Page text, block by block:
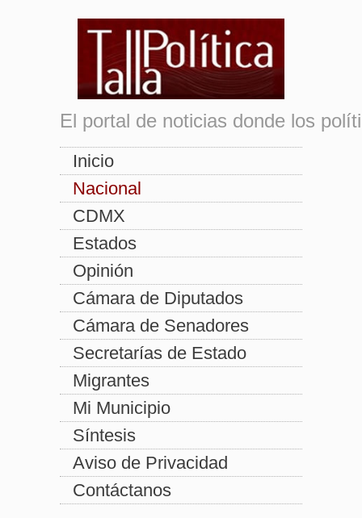
El portal de noticias donde los
Inicio
Nacional
CDMX
Estados
Opinión
Cámara de Diputados
Cámara de Senadores
Secretarías de Estado
Migrantes
Mi Municipio
Síntesis
Aviso de Privacidad
Contáctanos